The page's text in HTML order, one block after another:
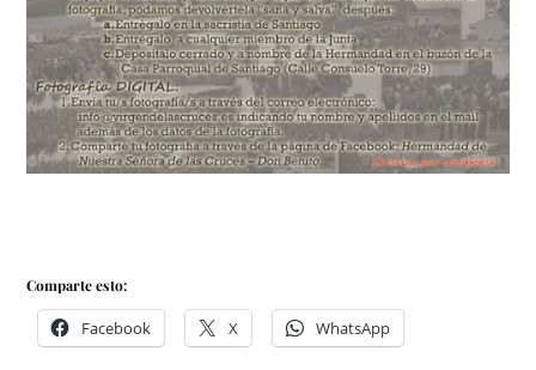
Comparte esto:
Facebook X WhatsApp